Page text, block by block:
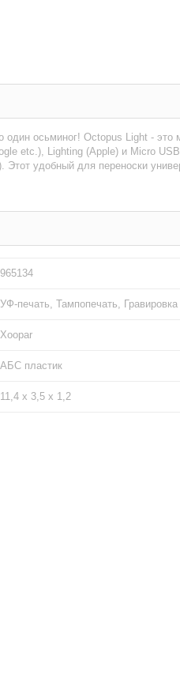
осьминог! Octopus Light -
etc.), Lighting (Apple) и Micro
Этот удобный для переноски
965134
УФ-печать, Тампопечать,
Xoopar
АБС пластик
11,4 х 3,5 х 1,2